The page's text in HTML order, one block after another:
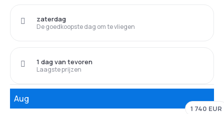
De goedkoopste dag om te vliegen
zaterdag
Laagste prijzen
1 dag van tevoren
Aug
1 740 EUR